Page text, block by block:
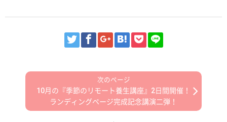
10月の『季節のリモート養生講座』2日間開催！
ランディングページ完成記念講演二弾！